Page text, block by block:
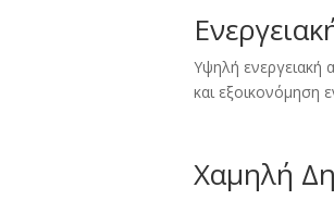
Yψηλή ενεργειακή
και εξοικονόμηση
Χαμηλή